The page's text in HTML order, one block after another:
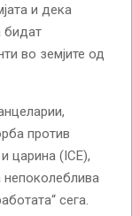
и дека
бидат
во земјите од
против
царина (ICE),
непоколеблива
сега.